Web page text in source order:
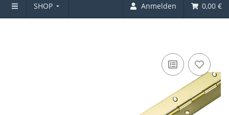
SHOP Anmelden 0,00 €
Stangenscharnier